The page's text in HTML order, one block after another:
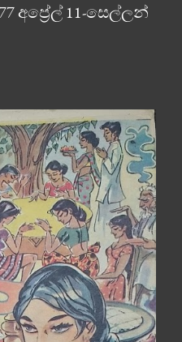
අප්‍රේල් 11-සෙල්ලන්